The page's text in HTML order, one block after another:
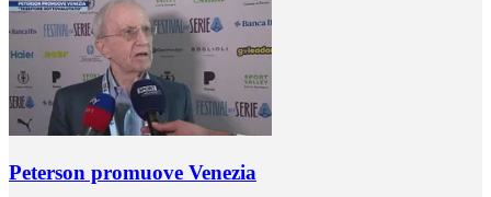
Peterson promuove Venezia